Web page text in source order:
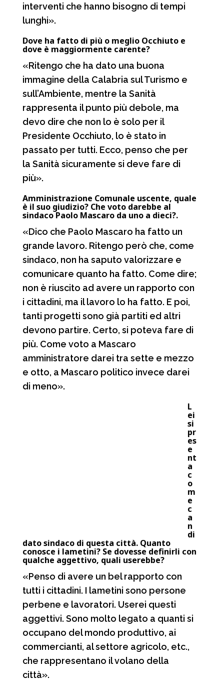
interventi che hanno bisogno di tempi
lunghi».
Dove ha fatto di più o meglio Occhiuto e
dove è maggiormente carente?
«Ritengo che ha dato una buona
immagine della Calabria sul Turismo e
sull’Ambiente, mentre la Sanità
rappresenta il punto più debole, ma
devo dire che non lo è solo per il
Presidente Occhiuto, lo è stato in
passato per tutti. Ecco, penso che per
la Sanità sicuramente si deve fare di
più».
Amministrazione Comunale uscente, quale
è il suo giudizio? Che voto darebbe al
sindaco Paolo Mascaro da uno a dieci?.
«Dico che Paolo Mascaro ha fatto un
grande lavoro. Ritengo però che, come
sindaco, non ha saputo valorizzare e
comunicare quanto ha fatto. Come dire;
non è riuscito ad avere un rapporto con
i cittadini, ma il lavoro lo ha fatto. E poi,
tanti progetti sono già partiti ed altri
devono partire. Certo, si poteva fare di
più. Come voto a Mascaro
amministratore darei tra sette e mezzo
e otto, a Mascaro politico invece darei
di meno».
L
ei
si
pr
es
e
nt
a
c
o
m
e
c
a
n
di
dato sindaco di questa città. Quanto
conosce i lametini? Se dovesse definirli con
qualche aggettivo, quali userebbe?
«Penso di avere un bel rapporto con
tutti i cittadini. I lametini sono persone
perbene e lavoratori. Userei questi
aggettivi. Sono molto legato a quanti si
occupano del mondo produttivo, ai
commercianti, al settore agricolo, etc.,
che rappresentano il volano della
città».